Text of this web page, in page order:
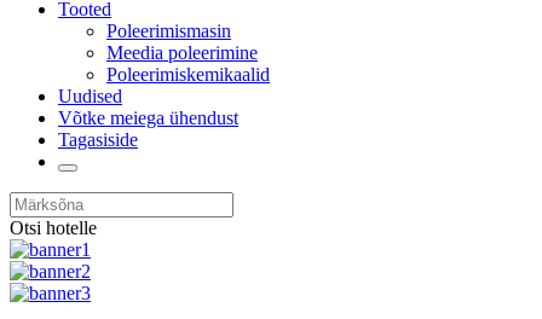
Tooted
Poleerimismasin
Meedia poleerimine
Poleerimiskemikaalid
Uudised
Võtke meiega ühendust
Tagasiside
Otsi hotelle